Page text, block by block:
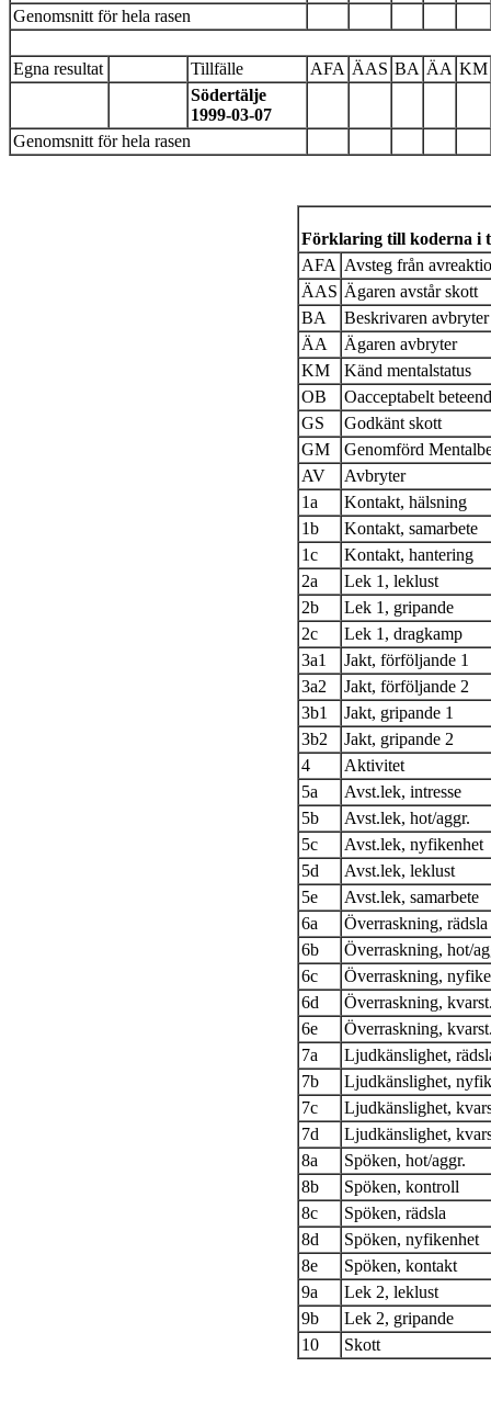
Genomsnitt för hela rasen
Egna resultat Tillfälle AFA ÄAS BA ÄA KM
Södertälje
1999-03-07
Genomsnitt för hela rasen
Förklaring till koderna i
AFA Avsteg från
ÄAS Ägaren avstår skott
BA
Beskrivaren avbryter
ÄA
Ägaren avbryter
KM
Känd mentalstatus
OB
Oacceptabelt
GS
Godkänt skott
GM
Genomförd
AV
Avbryter
1a
Kontakt, hälsning
1b
Kontakt, samarbete
1c
Kontakt, hantering
2a
Lek 1, leklust
2b
Lek 1, gripande
2c
Lek 1, dragkamp
3a1
Jakt, förföljande 1
3a2
Jakt, förföljande 2
3b1
Jakt, gripande 1
3b2
Jakt, gripande 2
4
Aktivitet
5a
Avst.lek, intresse
5b
Avst.lek, hot/aggr.
5c
Avst.lek, nyfikenhet
5d
Avst.lek, leklust
5e
Avst.lek, samarbete
6a
Överraskning, rädsla
6b
Överraskning, hot/
6c
Överraskning,
6d
Överraskning,
6e
Överraskning,
7a
Ljudkänslighet,
7b
Ljudkänslighet,
7c
Ljudkänslighet,
7d
Ljudkänslighet,
8a
Spöken, hot/aggr.
8b
Spöken, kontroll
8c
Spöken, rädsla
8d
Spöken, nyfikenhet
8e
Spöken, kontakt
9a
Lek 2, leklust
9b
Lek 2, gripande
10
Skott